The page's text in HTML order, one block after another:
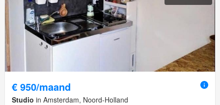
€ 950/maand
Studio in Amsterdam, Noord-Holland